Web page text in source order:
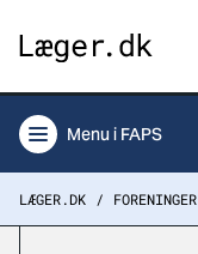
Menu i FAPS
LÆGER.DK FORENINGER